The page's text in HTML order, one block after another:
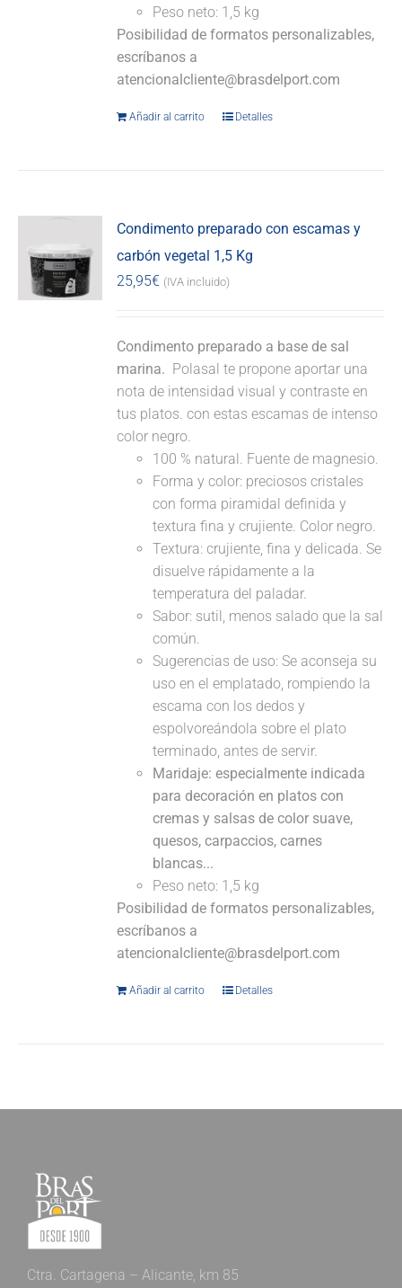
Peso neto: 1,5 kg
Posibilidad de formatos personalizables,
escríbanos a
atencionalcliente@brasdelport.com
Añadir al carrito Detalles
Condimento preparado con escamas y
carbón vegetal 1,5 Kg
25,95€ (IVA incluido)
Condimento preparado a base de sal
marina. Polasal te propone aportar una
nota de intensidad visual y contraste en
tus platos. con estas escamas de intenso
color negro.
100 % natural. Fuente de magnesio.
Forma y color: preciosos cristales
con forma piramidal definida y
textura fina y crujiente. Color negro.
Textura: crujiente, fina y delicada. Se
disuelve rápidamente a la
temperatura del paladar.
Sabor: sutil, menos salado que la sal
común.
Sugerencias de uso: Se aconseja su
uso en el emplatado, rompiendo la
escama con los dedos y
espolvoreándola sobre el plato
terminado, antes de servir.
Maridaje: especialmente indicada
para decoración en platos con
cremas y salsas de color suave,
quesos, carpaccios, carnes
blancas...
Peso neto: 1,5 kg
Posibilidad de formatos personalizables,
escríbanos a
atencionalcliente@brasdelport.com
Añadir al carrito Detalles
Ctra. Cartagena – Alicante, km 85